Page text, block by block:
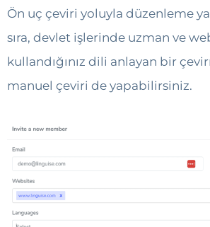
Ön uç çeviri yoluyla düzenleme
sıra, devlet işlerinde uzman ve
kullandığınız dili anlayan bir
manuel çeviri de yapabilirsiniz.